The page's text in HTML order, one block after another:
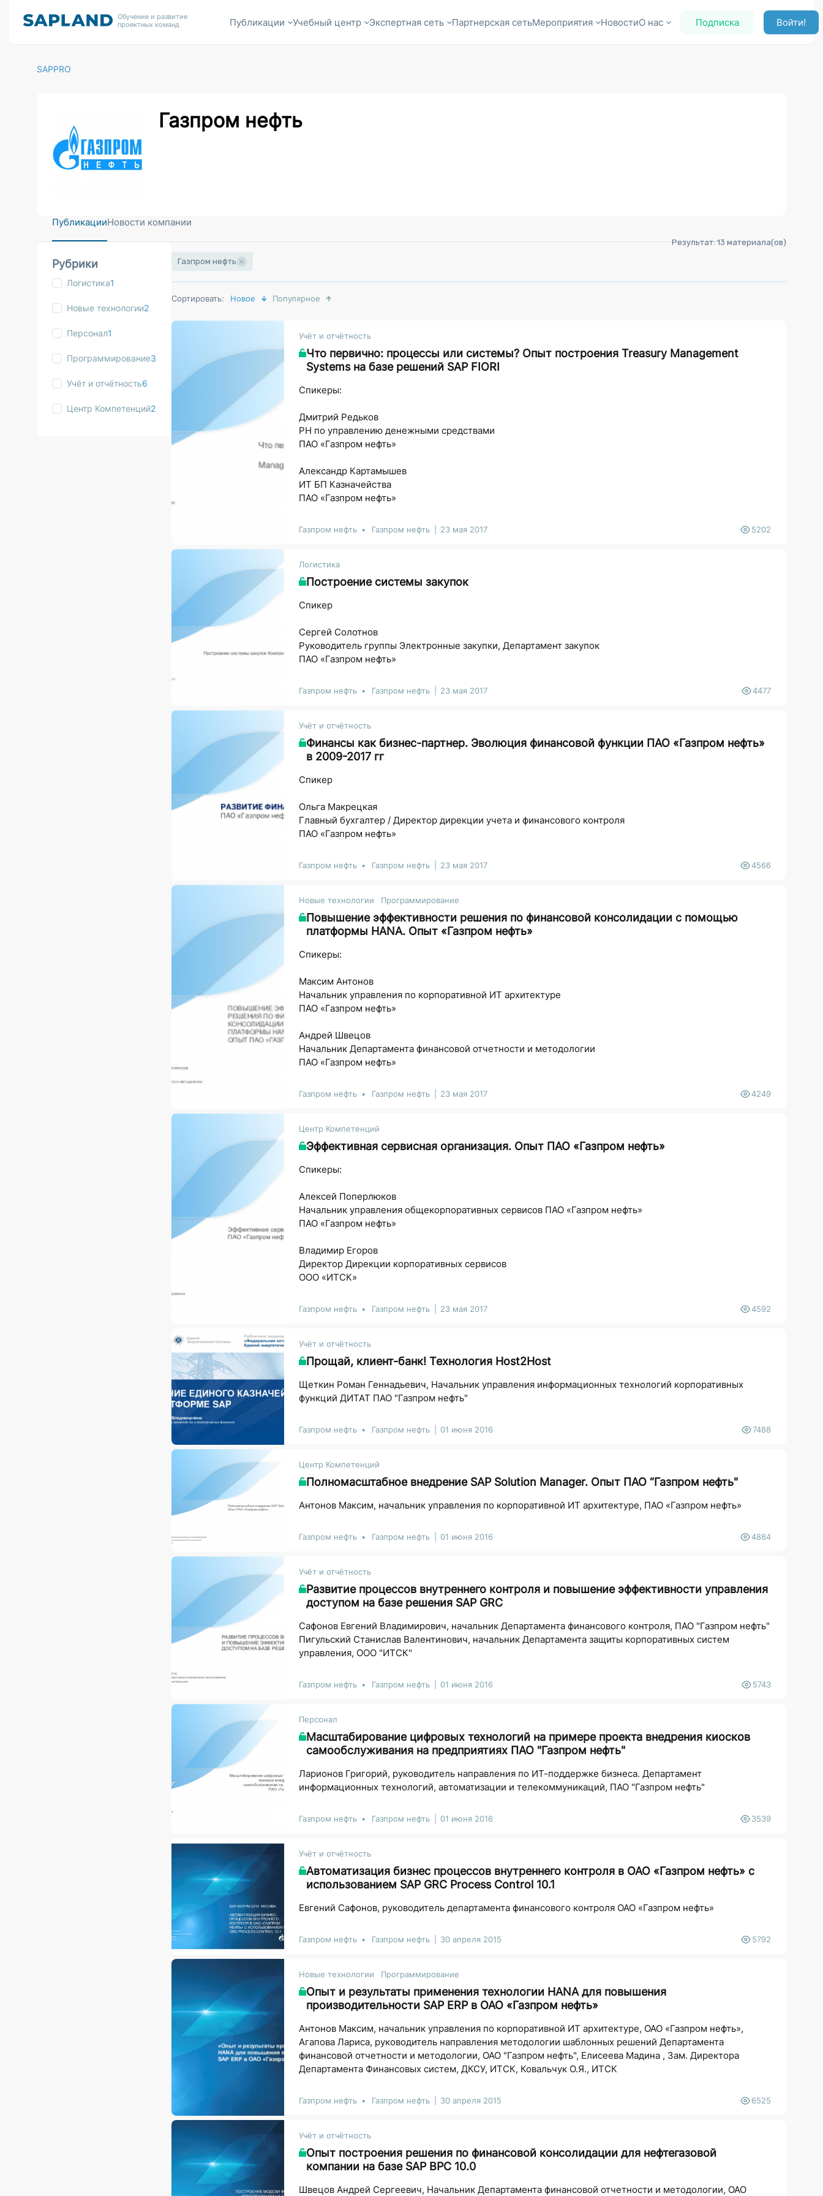
Обучение и развитие
проектных команд
Публикации Учебный центр Экспертная сеть Партнерская сетьМероприятия НовостиО нас Подписка Войти!
SAPPRO
Газпром нефть
ПубликацииНовости компании
Рубрики
Логистика1
Новые технологии2
Персонал1
Программирование3
Учёт и отчётность6
Центр Компетенций2
Результат:13материала(ов)
Газпром нефть
Сортировать: Новое Популярное
Учёт и отчётность
Что первично: процессы или системы? Опыт построения Treasury Management
Systems на базе решений SAP FIORI
Спикеры:
Дмитрий Редьков
РН по управлению денежными средствами
ПАО «Газпром нефть»
Александр Картамышев
ИТ БП Казначейства
ПАО «Газпром нефть»
Газпром нефть Газпром нефть 23 мая 2017 5202
Логистика
Построение системы закупок
Спикер
Сергей Солотнов
Руководитель группы Электронные закупки, Департамент закупок
ПАО «Газпром нефть»
Газпром нефть Газпром нефть 23 мая 2017 4477
Учёт и отчётность
Финансы как бизнес-партнер. Эволюция финансовой функции ПАО «Газпром нефть»
в 2009-2017 гг
Спикер
Ольга Макрецкая
Главный бухгалтер / Директор дирекции учета и финансового контроля
ПАО «Газпром нефть»
Газпром нефть Газпром нефть 23 мая 2017 4566
Новые технологии Программирование
Повышение эффективности решения по финансовой консолидации с помощью
платформы HANA. Опыт «Газпром нефть»
Спикеры:
Максим Антонов
Начальник управления по корпоративной ИТ архитектуре
ПАО «Газпром нефть»
Андрей Швецов
Начальник Департамента финансовой отчетности и методологии
ПАО «Газпром нефть»
Газпром нефть Газпром нефть 23 мая 2017 4249
Центр Компетенций
Эффективная сервисная организация. Опыт ПАО «Газпром нефть»
Спикеры:
Алексей Поперлюков
Начальник управления общекорпоративных сервисов ПАО «Газпром нефть»
ПАО «Газпром нефть»
Владимир Егоров
Директор Дирекции корпоративных сервисов
ООО «ИТСК»
Газпром нефть Газпром нефть 23 мая 2017 4592
Учёт и отчётность
Прощай, клиент-банк! Технология Host2Host
Щеткин Роман Геннадьевич, Начальник управления информационных технологий корпоративных
функций ДИТАТ ПАО "Газпром нефть"
Газпром нефть Газпром нефть 01 июня 2016 7488
Центр Компетенций
Полномасштабное внедрение SAP Solution Manager. Опыт ПАО “Газпром нефть"
Антонов Максим, начальник управления по корпоративной ИТ архитектуре, ПАО «Газпром нефть»
Газпром нефть Газпром нефть 01 июня 2016 4884
Учёт и отчётность
Развитие процессов внутреннего контроля и повышение эффективности управления
доступом на базе решения SAP GRC
Сафонов Евгений Владимирович, начальник Департамента финансового контроля, ПАО "Газпром нефть"
Пигульский Станислав Валентинович, начальник Департамента защиты корпоративных систем
управления, ООО "ИТСК"
Газпром нефть Газпром нефть 01 июня 2016 5743
Персонал
Масштабирование цифровых технологий на примере проекта внедрения киосков
самообслуживания на предприятиях ПАО "Газпром нефть"
Ларионов Григорий, руководитель направления по ИТ-поддержке бизнеса. Департамент
информационных технологий, автоматизации и телекоммуникаций, ПАО "Газпром нефть"
Газпром нефть Газпром нефть 01 июня 2016 3539
Учёт и отчётность
Автоматизация бизнес процессов внутреннего контроля в ОАО «Газпром нефть» с
использованием SAP GRC Process Control 10.1
Евгений Сафонов, руководитель департамента финансового контроля ОАО «Газпром нефть»
Газпром нефть Газпром нефть 30 апреля 2015 5792
Новые технологии Программирование
Опыт и результаты применения технологии HANA для повышения
производительности SAP ERP в ОАО «Газпром нефть»
Антонов Максим, начальник управления по корпоративной ИТ архитектуре, ОАО «Газпром нефть»,
Агапова Лариса, руководитель направления методологии шаблонных решений Департамента
финансовой отчетности и методологии, ОАО "Газпром нефть", Елисеева Мадина , Зам. Директора
Департамента Финансовых систем, ДКСУ, ИТСК, Ковальчук О.Я., ИТСК
Газпром нефть Газпром нефть 30 апреля 2015 6525
Учёт и отчётность
Опыт построения решения по финансовой консолидации для нефтегазовой
компании на базе SAP BPC 10.0
Швецов Андрей Сергеевич, Начальник Департамента финансовой отчетности и методологии, ОАО